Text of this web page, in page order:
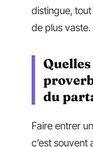
distingue,
de plus vaste.
du
Faire entrer
c’est